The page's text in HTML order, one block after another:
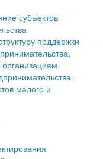
субъектов
поддержки
малого и